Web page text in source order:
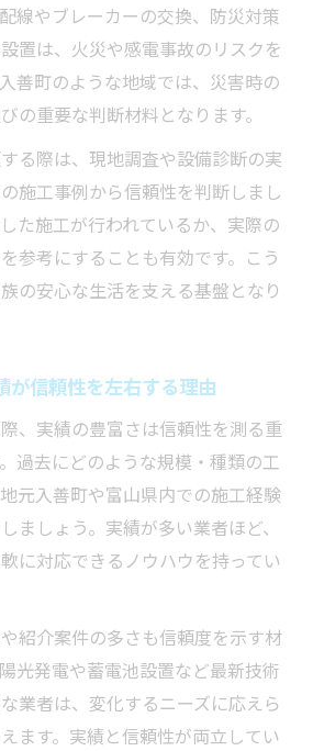
線やブレーカーの交換、防災対策
置は、火災や感電事故のリスクを
善町のような地域では、災害時の
の重要な判断材料となります。
る際は、現地調査や設備診断の実
施工事例から信頼性を判断しまし
た施工が行われているか、実際の
参考にすることも有効です。こう
の安心な生活を支える基盤となり
が信頼性を左右する理由
、実績の豊富さは信頼性を測る重
過去にどのような規模・種類の工
元入善町や富山県内での施工経験
ましょう。実績が多い業者ほど、
に対応できるノウハウを持ってい
紹介案件の多さも信頼度を示す材
光発電や蓄電池設置など最新技術
業者は、変化するニーズに応えら
ます。実績と信頼性が両立してい